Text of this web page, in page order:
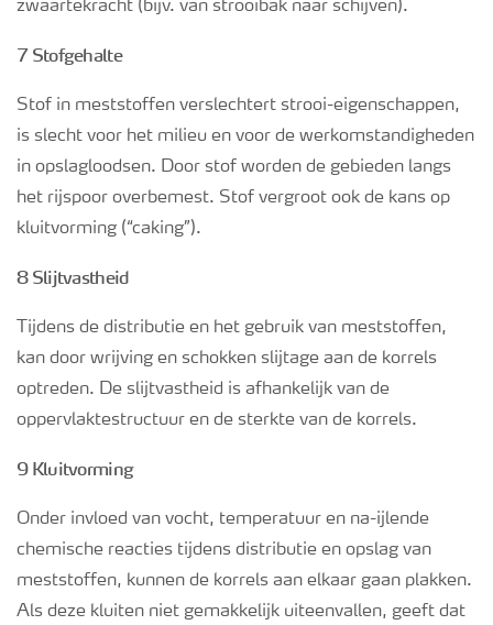
zwaartekracht (bijv. van strooibak naar schijven).
7 Stofgehalte
Stof in meststoffen verslechtert strooi-eigenschappen,
is slecht voor het milieu en voor de werkomstandigheden
in opslagloodsen. Door stof worden de gebieden langs
het rijspoor overbemest. Stof vergroot ook de kans op
kluitvorming (“caking”).
8 Slijtvastheid
Tijdens de distributie en het gebruik van meststoffen,
kan door wrijving en schokken slijtage aan de korrels
optreden. De slijtvastheid is afhankelijk van de
oppervlaktestructuur en de sterkte van de korrels.
9 Kluitvorming
Onder invloed van vocht, temperatuur en na-ijlende
chemische reacties tijdens distributie en opslag van
meststoffen, kunnen de korrels aan elkaar gaan plakken.
Als deze kluiten niet gemakkelijk uiteenvallen, geeft dat